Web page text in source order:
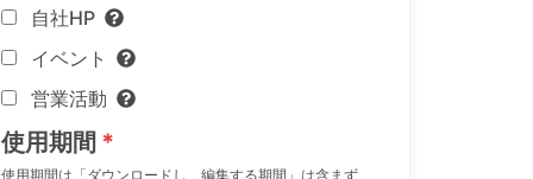
自社HP
イベント
営業活動
使用期間
使用期間は「ダウンロードし、編集する期間」は含まず